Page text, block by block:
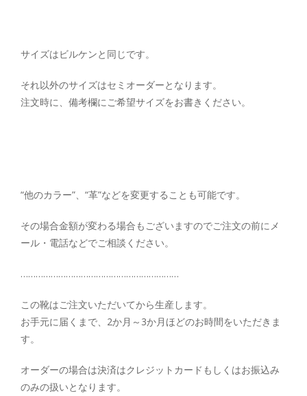
サイズはビルケンと同じです。
それ以外のサイズはセミオーダーとなります。
注文時に、備考欄にご希望サイズをお書きください。
“他のカラー”、“革”などを変更することも可能です。
その場合金額が変わる場合もございますのでご注文の前にメ
ール・電話などでご相談ください。
………………………………………………………
この靴はご注文いただいてから生産します。
お手元に届くまで、2か月～3か月ほどのお時間をいただきま
す。
オーダーの場合は決済はクレジットカードもしくはお振込み
のみの扱いとなります。